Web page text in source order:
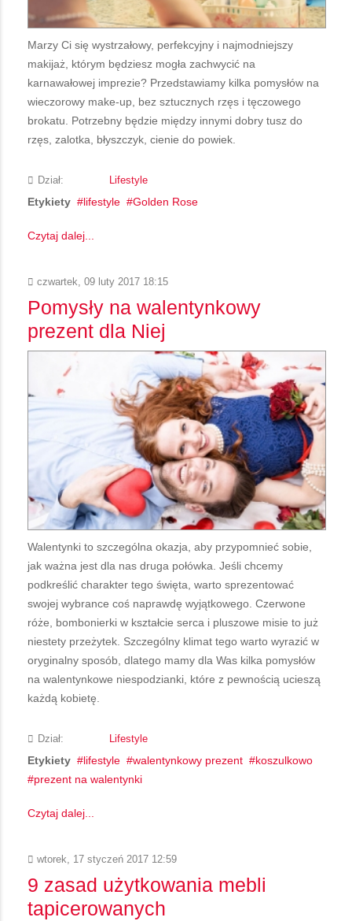
Marzy Ci się wystrzałowy, perfekcyjny i najmodniejszy
makijaż, którym będziesz mogła zachwycić na
karnawałowej imprezie? Przedstawiamy kilka pomysłów na
wieczorowy make-up, bez sztucznych rzęs i tęczowego
brokatu. Potrzebny będzie między innymi dobry tusz do
rzęs, zalotka, błyszczyk, cienie do powiek.
Dział: Lifestyle
Etykiety lifestyle Golden Rose
Czytaj dalej...
czwartek, 09 luty 2017 18:15
Pomysły na walentynkowy
prezent dla Niej
Walentynki to szczególna okazja, aby przypomnieć sobie,
jak ważna jest dla nas druga połówka. Jeśli chcemy
podkreślić charakter tego święta, warto sprezentować
swojej wybrance coś naprawdę wyjątkowego. Czerwone
róże, bombonierki w kształcie serca i pluszowe misie to już
niestety przeżytek. Szczególny klimat tego warto wyrazić w
oryginalny sposób, dlatego mamy dla Was kilka pomysłów
na walentynkowe niespodzianki, które z pewnością ucieszą
każdą kobietę.
Dział: Lifestyle
Etykiety lifestyle walentynkowy prezent
koszulkowo
prezent na walentynki
Czytaj dalej...
wtorek, 17 styczeń 2017 12:59
9 zasad użytkowania mebli
tapicerowanych